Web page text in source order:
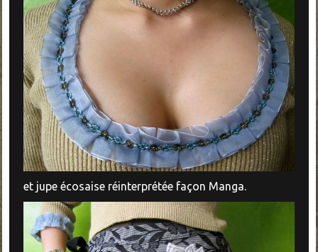
et jupe écosaise réinterprétée façon Manga.